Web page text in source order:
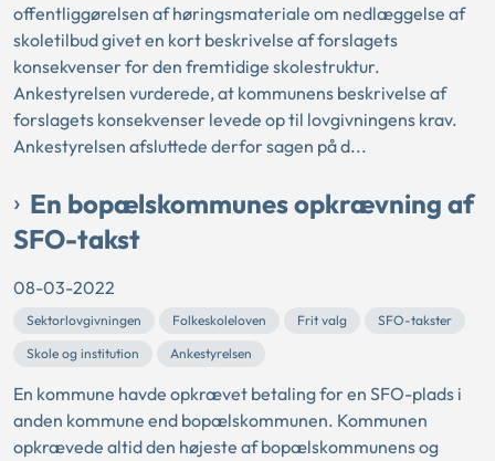
offentliggørelsen af høringsmateriale om nedlæggelse af
skoletilbud givet en kort beskrivelse af forslagets
konsekvenser for den fremtidige skolestruktur.
Ankestyrelsen vurderede, at kommunens beskrivelse af
forslagets konsekvenser levede op til lovgivningens krav.
Ankestyrelsen afsluttede derfor sagen på d...
En bopælskommunes opkrævning af
SFO-takst
08-03-2022
Sektorlovgivningen Folkeskoleloven Frit valg
SFO-takster
Skole og institution
Ankestyrelsen
En kommune havde opkrævet betaling for en SFO-plads i
anden kommune end bopælskommunen. Kommunen
opkrævede altid den højeste af bopælskommunens og